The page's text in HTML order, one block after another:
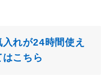
れが24時間使え
こちら